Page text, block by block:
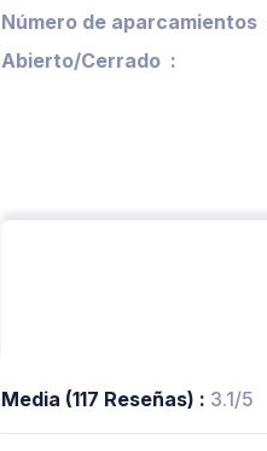
Número de aparcamientos
Abierto/Cerrado
Media (117 Reseñas) : 3.1/5